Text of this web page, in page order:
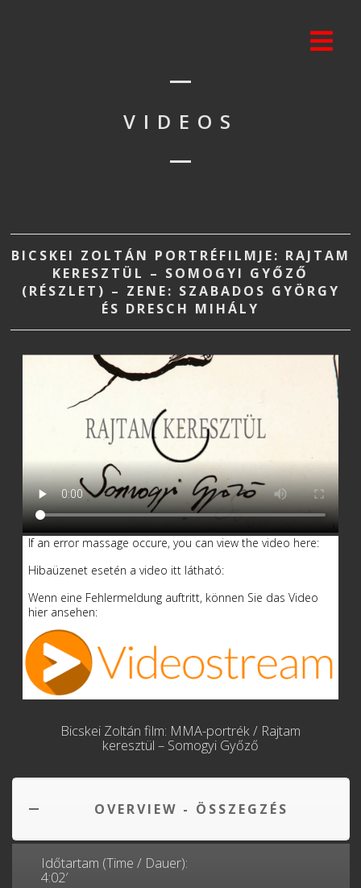
VIDEOS
BICSKEI ZOLTÁN PORTRÉFILMJE: RAJTAM
KERESZTÜL – SOMOGYI GYŐZŐ
(RÉSZLET) – ZENE: SZABADOS GYÖRGY
ÉS DRESCH MIHÁLY
If an error massage occure, you can view the video here:
Hibaüzenet esetén a video itt látható:
Wenn eine Fehlermeldung auftritt, können Sie das Video
hier ansehen:
Bicskei Zoltán film: MMA-portrék / Rajtam
keresztül – Somogyi Győző
OVERVIEW - ÖSSZEGZÉS
Időtartam (Time / Dauer):
4:02′